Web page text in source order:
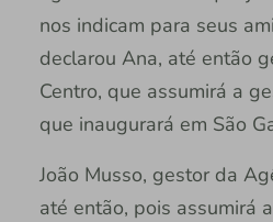
nos indicam para seus
declarou Ana, até então
Centro, que assumirá a
que inaugurará em São
João Musso, gestor da
até então, pois assumirá